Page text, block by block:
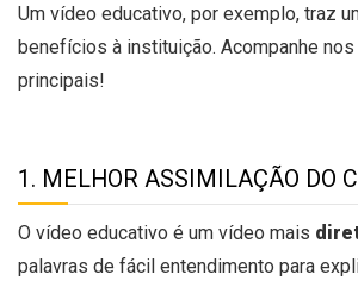
Um vídeo educativo, por exemplo, traz
benefícios à instituição. Acompanhe
principais!
1. MELHOR ASSIMILAÇÃO DO
O vídeo educativo é um vídeo mais
palavras de fácil entendimento para